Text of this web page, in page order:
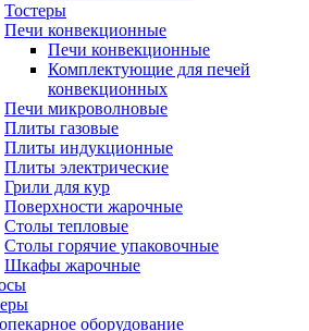
Тостеры
Печи конвекционные
Печи конвекционные
Комплектующие для печей
конвекционных
Печи микроволновые
Плиты газовые
Плиты индукционные
Плиты электрические
Грили для кур
Поверхности жарочные
Столы тепловые
Столы горячие упаковочные
Шкафы жарочные
оборудование